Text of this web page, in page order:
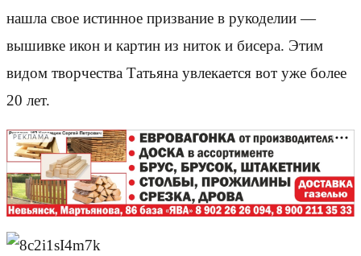
нашла свое истинное призвание в рукоделии —
вышивке икон и картин из ниток и бисера. Этим
видом творчества Татьяна увлекается вот уже более
20 лет.
РЕКЛАМА